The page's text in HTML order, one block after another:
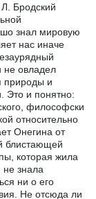
Бродский
знал мировую
нас иначе
не овладел
природы и
Это и понятно:
философски
относительно
Онегина от
блистающей
которая жила
знала
ни о его
Не отсюда ли